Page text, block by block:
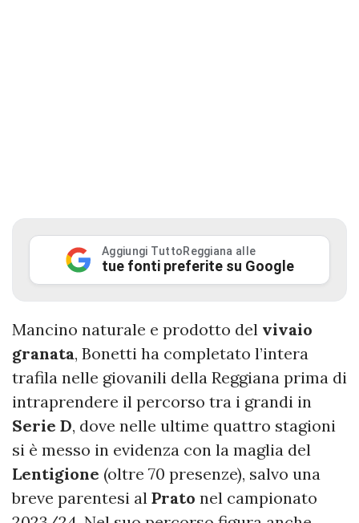
Aggiungi TuttoReggiana alle
tue fonti preferite su Google
Mancino naturale e prodotto del vivaio
granata, Bonetti ha completato l’intera
trafila nelle giovanili della Reggiana prima di
intraprendere il percorso tra i grandi in
Serie D, dove nelle ultime quattro stagioni
si è messo in evidenza con la maglia del
Lentigione (oltre 70 presenze), salvo una
breve parentesi al Prato nel campionato